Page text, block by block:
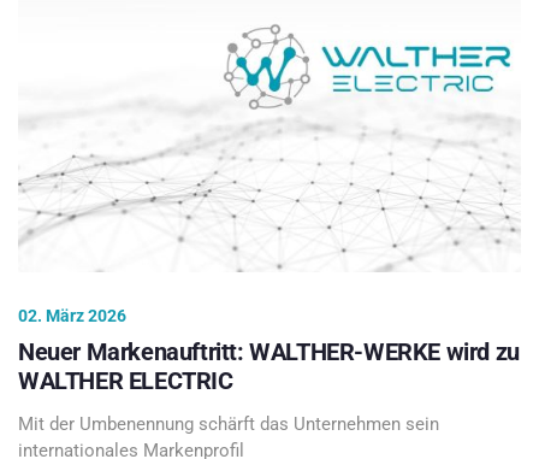
02. März 2026
Neuer Markenauftritt: WALTHER-WERKE wird zu
WALTHER ELECTRIC
Mit der Umbenennung schärft das Unternehmen sein
internationales Markenprofil